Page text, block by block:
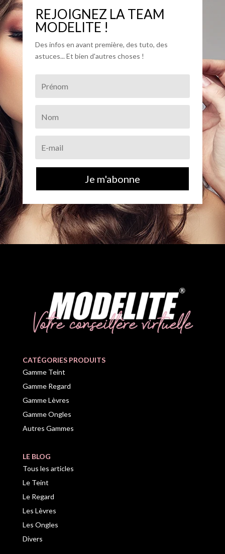
REJOIGNEZ LA TEAM
MODELITE !
Des infos en avant première, des tuto, des
astuces... Et bien d'autres choses !
Je m'abonne
CATÉGORIES PRODUITS
Gamme Teint
Gamme Regard
Gamme Lèvres
Gamme Ongles
Autres Gammes
LE BLOG
Tous les articles
Le Teint
Le Regard
Les Lèvres
Les Ongles
Divers